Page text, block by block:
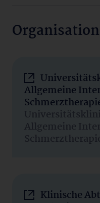
Allgemeine
Allgemeine
Klinische